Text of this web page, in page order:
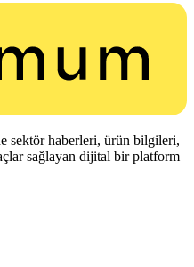
sektör haberleri, ürün bilgileri,
sağlayan dijital bir platform